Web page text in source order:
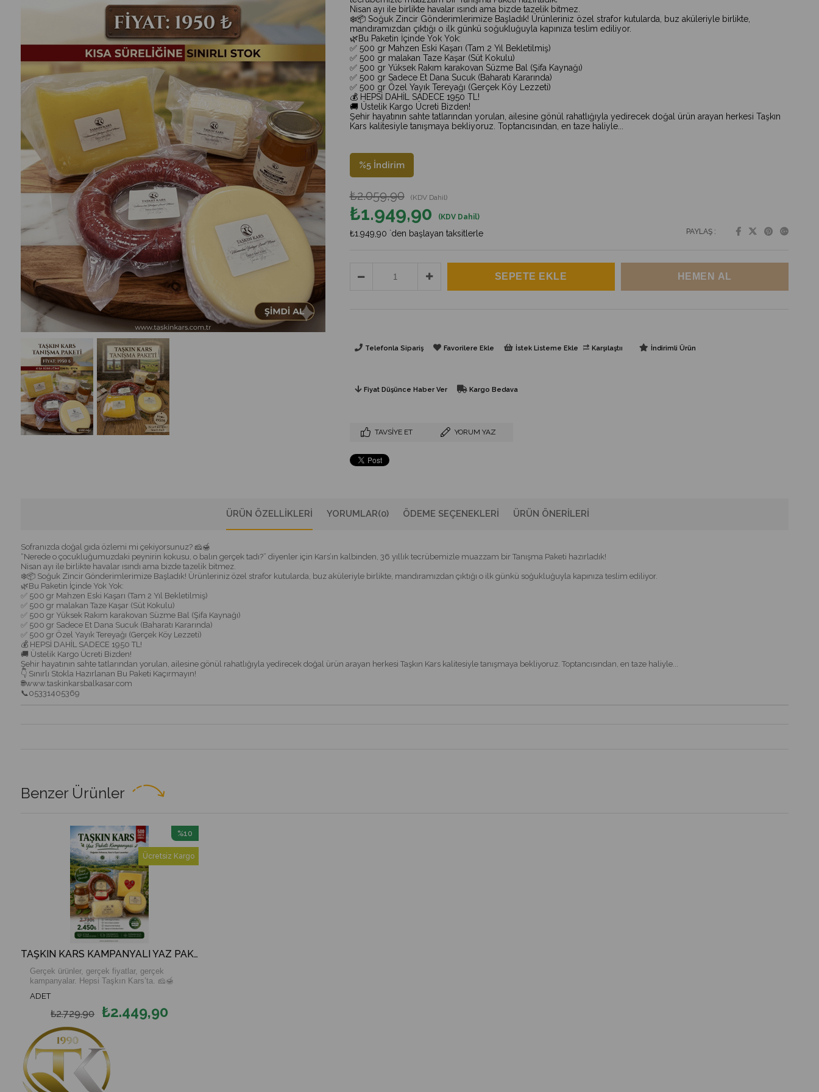
Nisan ayı ile birlikte havalar ısındı ama bizde tazelik bitmez.
❄️📦 Soğuk Zincir Gönderimlerimize Başladık! Ürünleriniz özel strafor kutularda, buz aküleriyle birlikte,
mandıramızdan çıktığı o ilk günkü soğukluğuyla kapınıza teslim ediliyor.
🌿Bu Paketin İçinde Yok Yok:
✅ 500 gr Mahzen Eski Kaşarı (Tam 2 Yıl Bekletilmiş)
✅ 500 gr malakan Taze Kaşar (Süt Kokulu)
✅ 500 gr Yüksek Rakım karakovan Süzme Bal (Şifa Kaynağı)
✅ 500 gr Sadece Et Dana Sucuk (Baharatı Kararında)
✅ 500 gr Özel Yayık Tereyağı (Gerçek Köy Lezzeti)
💰 HEPSİ DAHİL SADECE 1950 TL!
🚚 Üstelik Kargo Ücreti Bizden!
Şehir hayatının sahte tatlarından yorulan, ailesine gönül rahatlığıyla yedirecek doğal ürün arayan herkesi Taşkın
Kars kalitesiyle tanışmaya bekliyoruz. Toptancısından, en taze haliyle...
%5İndirim
₺2.059,90 (KDV Dahil)
₺1.949,90
(KDV Dahil)
PAYLAŞ :
₺1.949,90 `den başlayan taksitlerle
Telefonla Sipariş Favorilere Ekle İstek Listeme Ekle Karşılaştır İndirimli Ürün
Fiyat Düşünce Haber Ver Kargo Bedava
TAVSIYE ET YORUM YAZ
ÜRÜN ÖZELLIKLERI YORUMLAR(0) ÖDEME SEÇENEKLERI ÜRÜN ÖNERILERI
Sofranızda doğal gıda özlemi mi çekiyorsunuz? 🧀🍯
“Nerede o çocukluğumuzdaki peynirin kokusu, o balın gerçek tadı?” diyenler için Kars’ın kalbinden, 36 yıllık tecrübemizle muazzam bir Tanışma Paketi hazırladık!
Nisan ayı ile birlikte havalar ısındı ama bizde tazelik bitmez.
❄️📦 Soğuk Zincir Gönderimlerimize Başladık! Ürünleriniz özel strafor kutularda, buz aküleriyle birlikte, mandıramızdan çıktığı o ilk günkü soğukluğuyla kapınıza teslim ediliyor.
🌿Bu Paketin İçinde Yok Yok:
✅ 500 gr Mahzen Eski Kaşarı (Tam 2 Yıl Bekletilmiş)
✅ 500 gr malakan Taze Kaşar (Süt Kokulu)
✅ 500 gr Yüksek Rakım karakovan Süzme Bal (Şifa Kaynağı)
✅ 500 gr Sadece Et Dana Sucuk (Baharatı Kararında)
✅ 500 gr Özel Yayık Tereyağı (Gerçek Köy Lezzeti)
💰 HEPSİ DAHİL SADECE 1950 TL!
🚚 Üstelik Kargo Ücreti Bizden!
Şehir hayatının sahte tatlarından yorulan, ailesine gönül rahatlığıyla yedirecek doğal ürün arayan herkesi Taşkın Kars kalitesiyle tanışmaya bekliyoruz. Toptancısından, en taze haliyle...
👇 Sınırlı Stokla Hazırlanan Bu Paketi Kaçırmayın!
🌐www.taskinkarsbalkasar.com
📞05331405369
Benzer Ürünler
TAŞKIN KARS KAMPANYALI YAZ PAKETİ
Gerçek ürünler, gerçek fiyatlar, gerçek
kampanyalar. Hepsi Taşkın Kars’ta. 🧀🍯
Tam 37 yıldır Kars’ın en doğal lezzetlerini
sofralarınıza ulaştırıyoruz. Şimdi ise en çok
tercih edilen ürünlerimizi tek pakette, özel
kampanya fiyatıyla sizlerle buluşturuyoruz.
📦 YAZ KAMPANYA PAKETİ
✅ 1 kg Mayıs Yayık Tereyağı
✅ 500 gr 2 Yıllık Eski Kaşar
✅ 500 gr Taze Kaşar
✅ 500 gr Koyun & Keçi Sütlü Erzincan Tulum
ADET
₺2.449,90
₺2.729,90
%10
İndirim
%10İndirim
Ücretsiz Kargo